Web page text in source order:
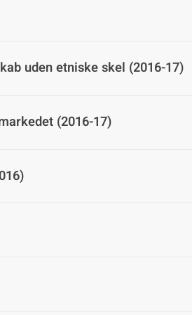
uden etniske skel (2016-17)
(2016-17)